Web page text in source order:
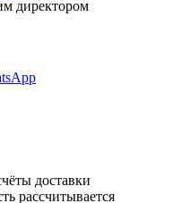
директором
доставки
рассчитывается